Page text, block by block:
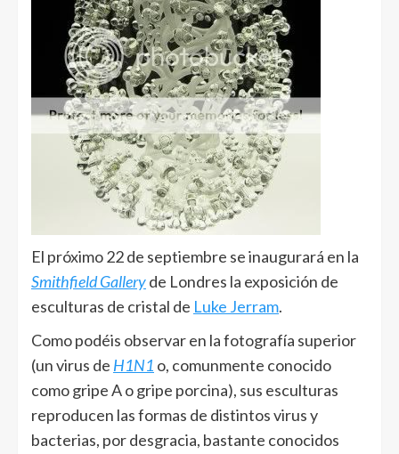
El próximo 22 de septiembre se inaugurará en la
Smithfield Galleryde Londres la exposición de
esculturas de cristal de Luke Jerram.
Como podéis observar en la fotografía superior
(un virus de H1N1 o, comunmente conocido
como gripe A o gripe porcina), sus esculturas
reproducen las formas de distintos virus y
bacterias, por desgracia, bastante conocidos